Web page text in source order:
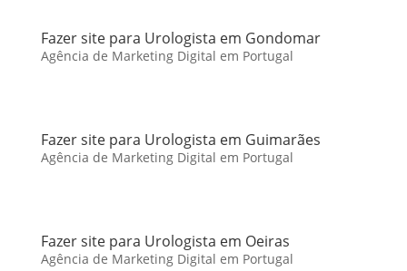
Fazer site para Urologista em Gondomar
Agência de Marketing Digital em Portugal
Fazer site para Urologista em Guimarães
Agência de Marketing Digital em Portugal
Fazer site para Urologista em Oeiras
Agência de Marketing Digital em Portugal